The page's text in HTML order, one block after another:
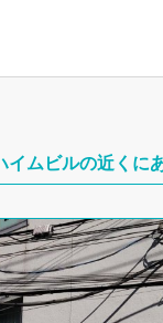
イムビルの近くに